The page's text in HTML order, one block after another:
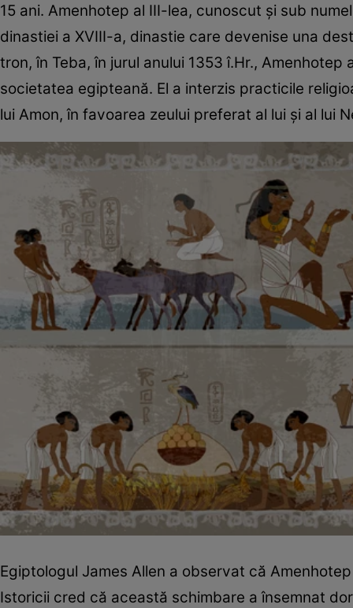
15 ani. Amenhotep al III-lea, cunoscut şi sub
dinastiei a XVIII-a, dinastie care devenise una
tron, în Teba, în jurul anului 1353 î.Hr.,
societatea egipteană. El a interzis practicile
lui Amon, în favoarea zeului preferat al lui şi al lui
Egiptologul James Allen a observat că
Istoricii cred că această schimbare a însemnat